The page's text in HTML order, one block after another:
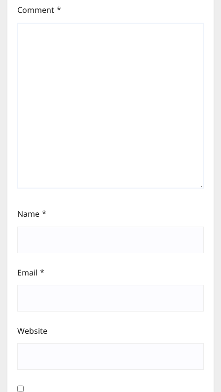
Comment *
Name *
Email *
Website